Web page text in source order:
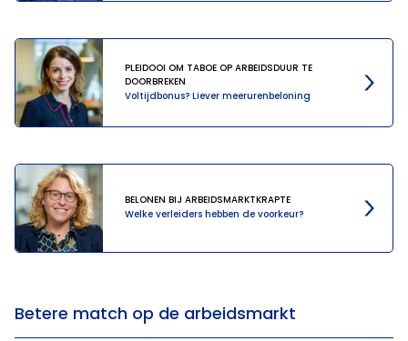
Voltijdbonus? Liever meerurenbeloning
PLEIDOOI OM TABOE OP ARBEIDSDUUR TE
DOORBREKEN
Welke verleiders hebben de voorkeur?
BELONEN BIJ ARBEIDSMARKTKRAPTE
Betere match op de arbeidsmarkt